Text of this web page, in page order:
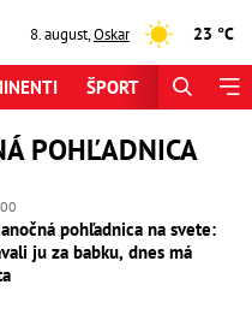
8. august,Oskar 23 °C
ŠPORT
POHĽADNICA
pohľadnica na svete:
ju za babku, dnes má